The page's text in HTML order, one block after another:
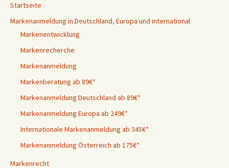
Startseite
Markenanmeldung in Deutschland, Europa und international
Markenentwicklung
Markenrecherche
Markenanmeldung
Markenberatung ab 89€*
Markenanmeldung Deutschland ab 89€*
Markenanmeldung Europa ab 249€*
Internationale Markenanmeldung ab 345€*
Markenanmeldung Österreich ab 175€*
Markenrecht